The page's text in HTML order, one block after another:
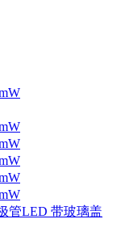
管LED 带玻璃盖